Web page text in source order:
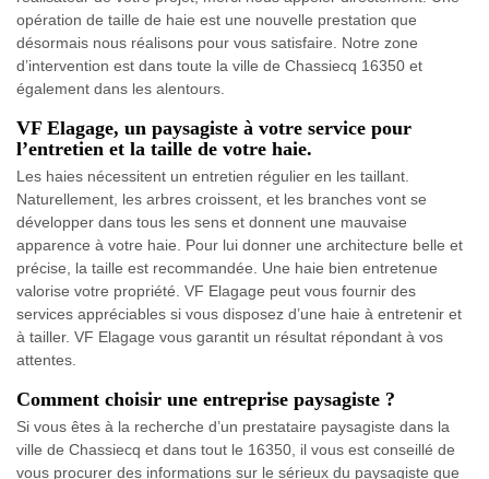
opération de taille de haie est une nouvelle prestation que
désormais nous réalisons pour vous satisfaire. Notre zone
d’intervention est dans toute la ville de Chassiecq 16350 et
également dans les alentours.
VF Elagage, un paysagiste à votre service pour
l’entretien et la taille de votre haie.
Les haies nécessitent un entretien régulier en les taillant.
Naturellement, les arbres croissent, et les branches vont se
développer dans tous les sens et donnent une mauvaise
apparence à votre haie. Pour lui donner une architecture belle et
précise, la taille est recommandée. Une haie bien entretenue
valorise votre propriété. VF Elagage peut vous fournir des
services appréciables si vous disposez d’une haie à entretenir et
à tailler. VF Elagage vous garantit un résultat répondant à vos
attentes.
Comment choisir une entreprise paysagiste ?
Si vous êtes à la recherche d’un prestataire paysagiste dans la
ville de Chassiecq et dans tout le 16350, il vous est conseillé de
vous procurer des informations sur le sérieux du paysagiste que